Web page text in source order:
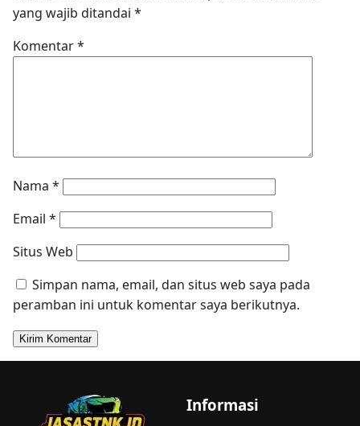
yang wajib ditandai *
Komentar*
Nama *
Email *
Situs Web
Simpan nama, email, dan situs web saya pada
peramban ini untuk komentar saya berikutnya.
Informasi